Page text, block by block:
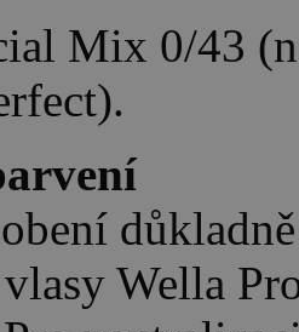
Mix 0/43
Wella